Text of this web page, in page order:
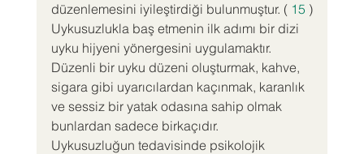
düzenlemesini iyileştirdiği bulunmuştur. ( 15 )
Uykusuzlukla baş etmenin ilk adımı bir dizi
uyku hijyeni yönergesini uygulamaktır.
Düzenli bir uyku düzeni oluşturmak, kahve,
sigara gibi uyarıcılardan kaçınmak, karanlık
ve sessiz bir yatak odasına sahip olmak
bunlardan sadece birkaçıdır.
Uykusuzluğun tedavisinde psikolojik